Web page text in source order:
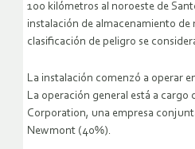
100 kilómetros al noroeste de
instalación de almacenamiento de
clasificación de peligro se considera
La instalación comenzó a operar
La operación general está a cargo
Corporation, una empresa
Newmont (40%).